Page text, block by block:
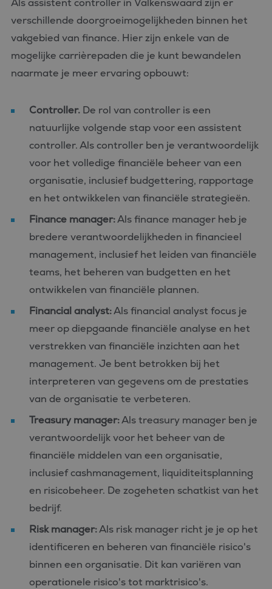
Als assistent controller in Valkenswaard zijn er
verschillende doorgroeimogelijkheden binnen het
vakgebied van finance. Hier zijn enkele van de
mogelijke carrièrepaden die je kunt bewandelen
naarmate je meer ervaring opbouwt:
Controller. De rol van controller is een
natuurlijke volgende stap voor een assistent
controller. Als controller ben je verantwoordelijk
voor het volledige financiële beheer van een
organisatie, inclusief budgettering, rapportage
en het ontwikkelen van financiële strategieën.
Finance manager:Als finance manager heb je
bredere verantwoordelijkheden in financieel
management, inclusief het leiden van financiële
teams, het beheren van budgetten en het
ontwikkelen van financiële plannen.
Financial analyst:Als financial analyst focus je
meer op diepgaande financiële analyse en het
verstrekken van financiële inzichten aan het
management. Je bent betrokken bij het
interpreteren van gegevens om de prestaties
van de organisatie te verbeteren.
Treasury manager:Als treasury manager ben je
verantwoordelijk voor het beheer van de
financiële middelen van een organisatie,
inclusief cashmanagement, liquiditeitsplanning
en risicobeheer. De zogeheten schatkist van het
bedrijf.
Risk manager:Als risk manager richt je je op het
identificeren en beheren van financiële risico's
binnen een organisatie. Dit kan variëren van
operationele risico's tot marktrisico's.